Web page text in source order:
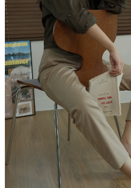
【「AFTEE先享後付」結帳流程】
１．於結帳方式選擇「AFTEE先享後付」後
結帳頁面，進行簡訊認證並確認金額後，即可
２．訂單成立數日內，您將收到繳費通知簡訊
３．收到繳費通知簡訊後14天內，點擊此簡訊
ATM／網路銀行／等多元方式進行付款，方視
※ 請注意：結帳手續完成當下不需立刻繳費
購買商品的店家。未經商家同意取消之訂單
後付繳納相關費用。
※ 交易是否成功請以「AFTEE先享後付 」之
是否繳費成功／繳費後需取消欲退款等相關疑
客戶支援中心」https://
【注意事項】
１．透過由恩沛科技股份有限公司提供之「
易，需依本服務之必要範圍內提供個人資料
權轉讓予恩沛科技股份有限公司。
２．關於個人資料處理事宜，請瀏覽以下網址
https://aftee.tw/terms/#terms3
３．未成年的使用者請事先徵得法定代理人或
「AFTEE先享後付」，若未經同意申辦者引
每筆NT$60，滿NT$800(含以上)免運費
付款後全家取貨
每筆NT$60，滿NT$800(含以上)免運費
7-11取貨付款
每筆NT$60，滿NT$800(含以上)免運費
付款後7-11取貨
每筆NT$60，滿NT$800(含以上)免運費
宅配
每筆NT$60，滿NT$800(含以上)免運費
外島宅配
每筆NT$255